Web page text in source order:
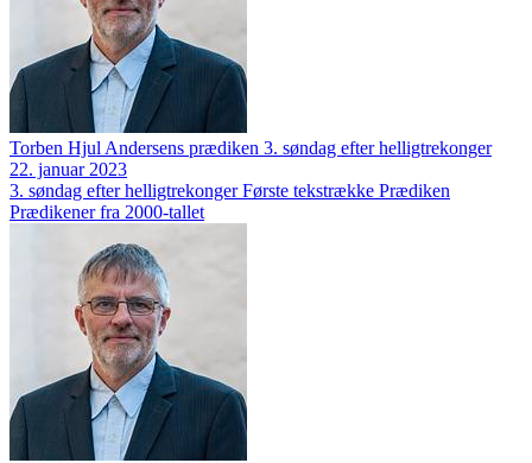
Torben Hjul Andersens prædiken 3. søndag efter helligtrekonger
22. januar 2023
3. søndag efter helligtrekonger Første tekstrække Prædiken
Prædikener fra 2000-tallet